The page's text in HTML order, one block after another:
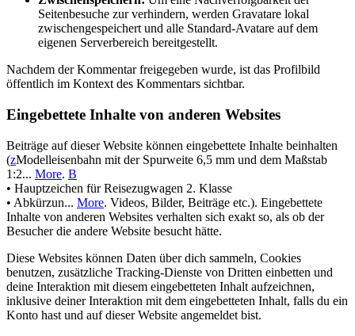
Seitenbesuche zur verhindern, werden Gravatare lokal
zwischengespeichert und alle Standard-Avatare auf dem
eigenen Serverbereich bereitgestellt.
Nachdem der Kommentar freigegeben wurde, ist das Profilbild
öffentlich im Kontext des Kommentars sichtbar.
Eingebettete Inhalte von anderen Websites
Beiträge auf dieser Website können eingebettete Inhalte beinhalten
(zModelleisenbahn mit der Spurweite 6,5 mm und dem Maßstab
1:2... More. B
• Hauptzeichen für Reisezugwagen 2. Klasse
• Abkürzun... More. Videos, Bilder, Beiträge etc.). Eingebettete
Inhalte von anderen Websites verhalten sich exakt so, als ob der
Besucher die andere Website besucht hätte.
Diese Websites können Daten über dich sammeln, Cookies
benutzen, zusätzliche Tracking-Dienste von Dritten einbetten und
deine Interaktion mit diesem eingebetteten Inhalt aufzeichnen,
inklusive deiner Interaktion mit dem eingebetteten Inhalt, falls du ein
Konto hast und auf dieser Website angemeldet bist.